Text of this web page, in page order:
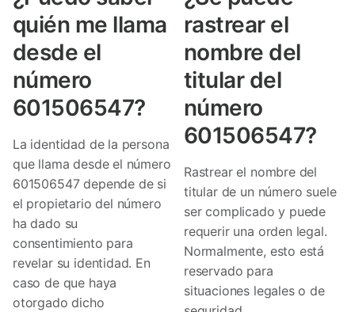
quién me llama
desde el
número
601506547?
La identidad de la persona
que llama desde el número
601506547 depende de si
el propietario del número
ha dado su
consentimiento para
revelar su identidad. En
caso de que haya
otorgado dicho
rastrear el
nombre del
titular del
número
601506547?
Rastrear el nombre del
titular de un número suele
ser complicado y puede
requerir una orden legal.
Normalmente, esto está
reservado para
situaciones legales o de